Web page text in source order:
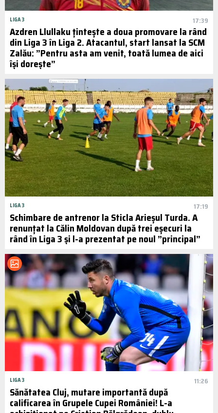
LIGA 3 17:39
Azdren Llullaku țintește a doua promovare la rând
din Liga 3 în Liga 2. Atacantul, start lansat la SCM
Zalău: ”Pentru asta am venit, toată lumea de aici
își dorește”
LIGA 3 17:19
Schimbare de antrenor la Sticla Arieșul Turda. A
renunțat la Călin Moldovan după trei eșecuri la
rând în Liga 3 și l-a prezentat pe noul ”principal”
LIGA 3 11:26
Sănătatea Cluj, mutare importantă după
calificarea în Grupele Cupei României! L-a